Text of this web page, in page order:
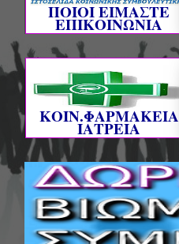
ΠΟΙΟΙ ΕΙΜΑΣΤΕ
ΕΠΙΚΟΙΝΩΝΙΑ
ΚΟΙΝ.ΦΑΡΜΑΚΕΙΑ
ΙΑΤΡΕΙΑ